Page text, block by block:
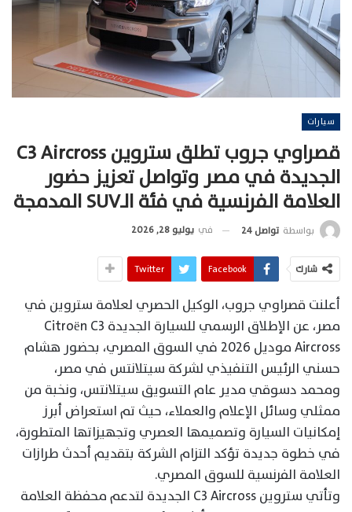
سيارات
قصراوي جروب تطلق ستروين C3 Aircross
الجديدة في مصر وتواصل تعزيز حضور
العلامة الفرنسية في فئة الـSUV المدمجة
بواسطة تواصل 24 في يوليو 28, 2026
شارك Facebook
Twitter
أعلنت قصراوي جروب، الوكيل الحصري لعلامة ستروين في
مصر، عن الإطلاق الرسمي للسيارة الجديدة Citroën C3
Aircross موديل 2026 في السوق المصري، بحضور هشام
حسني الرئيس التنفيذي لشركة سيتلانتس في مصر،
ومحمد دسوقي مدير عام التسويق سيتلانتس، ونخبة من
ممثلي وسائل الإعلام والعملاء، حيث تم استعراض أبرز
إمكانيات السيارة وتصميمها العصري وتجهيزاتها المتطورة،
في خطوة جديدة تؤكد التزام الشركة بتقديم أحدث طرازات
العلامة الفرنسية للسوق المصري.
وتأتي ستروين C3 Aircross الجديدة لتدعم محفظة العلامة